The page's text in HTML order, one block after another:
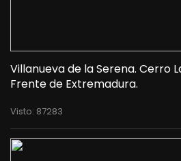
Villanueva de la Serena. Cerro
Frente de Extremadura.
Visto: 87283